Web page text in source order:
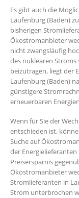
Es gibt auch die
Laufenburg (Baden)
bisherigen
Ökostromanbieter
nicht zwangsläufig
des nuklearen Stroms
beizutragen, liegt der
Laufenburg (Baden)
günstigere
erneuerbaren
Wenn für Sie der
entschieden ist,
Suche auf
der
Preisersparnis
Ökostromanbieter
Stromlieferanten in
Strom unterbrochen